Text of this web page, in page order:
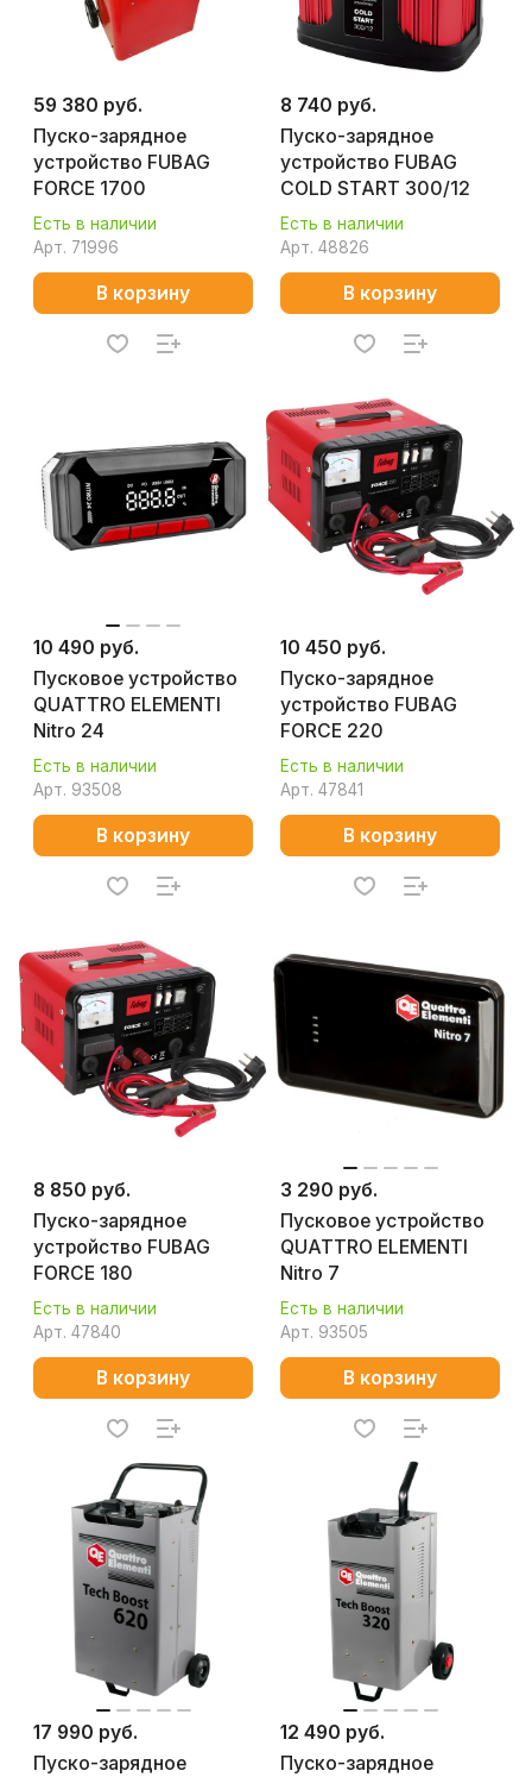
59 380 руб.
Пуско-зарядное
устройство FUBAG
FORCE 1700
Есть в наличии
Арт. 71996
В корзину
8 740 руб.
Пуско-зарядное
устройство FUBAG
COLD START 300/12
Есть в наличии
Арт. 48826
В корзину
10 490 руб.
Пусковое устройство
QUATTRO ELEMENTI
Nitro 24
Есть в наличии
Арт. 93508
В корзину
10 450 руб.
Пуско-зарядное
устройство FUBAG
FORCE 220
Есть в наличии
Арт. 47841
В корзину
8 850 руб.
Пуско-зарядное
устройство FUBAG
FORCE 180
Есть в наличии
Арт. 47840
В корзину
3 290 руб.
Пусковое устройство
QUATTRO ELEMENTI
Nitro 7
Есть в наличии
Арт. 93505
В корзину
17 990 руб.
Пуско-зарядное
12 490 руб.
Пуско-зарядное